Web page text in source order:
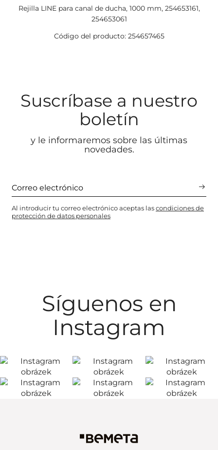
Rejilla LINE para canal de ducha, 1000 mm, 254653161,
254653061
Código del producto: 254657465
Suscríbase a nuestro
boletín
y le informaremos sobre las últimas
novedades.
Al introducir tu correo electrónico aceptas lascondiciones de
protección de datos personales
Síguenos en
Instagram